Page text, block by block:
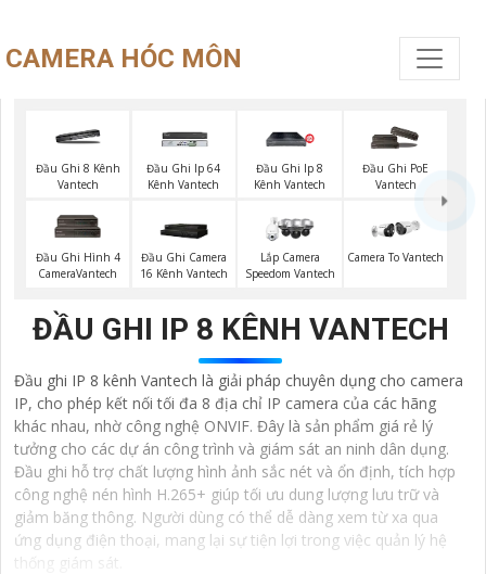
CAMERA HÓC MÔN
Đầu Ghi 8 Kênh
Vantech
Đầu Ghi Ip 64
Kênh Vantech
Đầu Ghi Ip 8
Kênh Vantech
Đầu Ghi PoE
Vantech
Đầu Ghi Hình 4
CameraVantech
Đầu Ghi Camera
16 Kênh Vantech
Lắp Camera
Speedom Vantech
Camera To Vantech
ĐẦU GHI IP 8 KÊNH VANTECH
Đầu ghi IP 8 kênh Vantech là giải pháp chuyên dụng cho camera
IP, cho phép kết nối tối đa 8 địa chỉ IP camera của các hãng
khác nhau, nhờ công nghệ ONVIF. Đây là sản phẩm giá rẻ lý
tưởng cho các dự án công trình và giám sát an ninh dân dụng.
Đầu ghi hỗ trợ chất lượng hình ảnh sắc nét và ổn định, tích hợp
công nghệ nén hình H.265+ giúp tối ưu dung lượng lưu trữ và
giảm băng thông. Người dùng có thể dễ dàng xem từ xa qua
ứng dụng điện thoại, mang lại sự tiện lợi trong việc quản lý hệ
thống giám sát.